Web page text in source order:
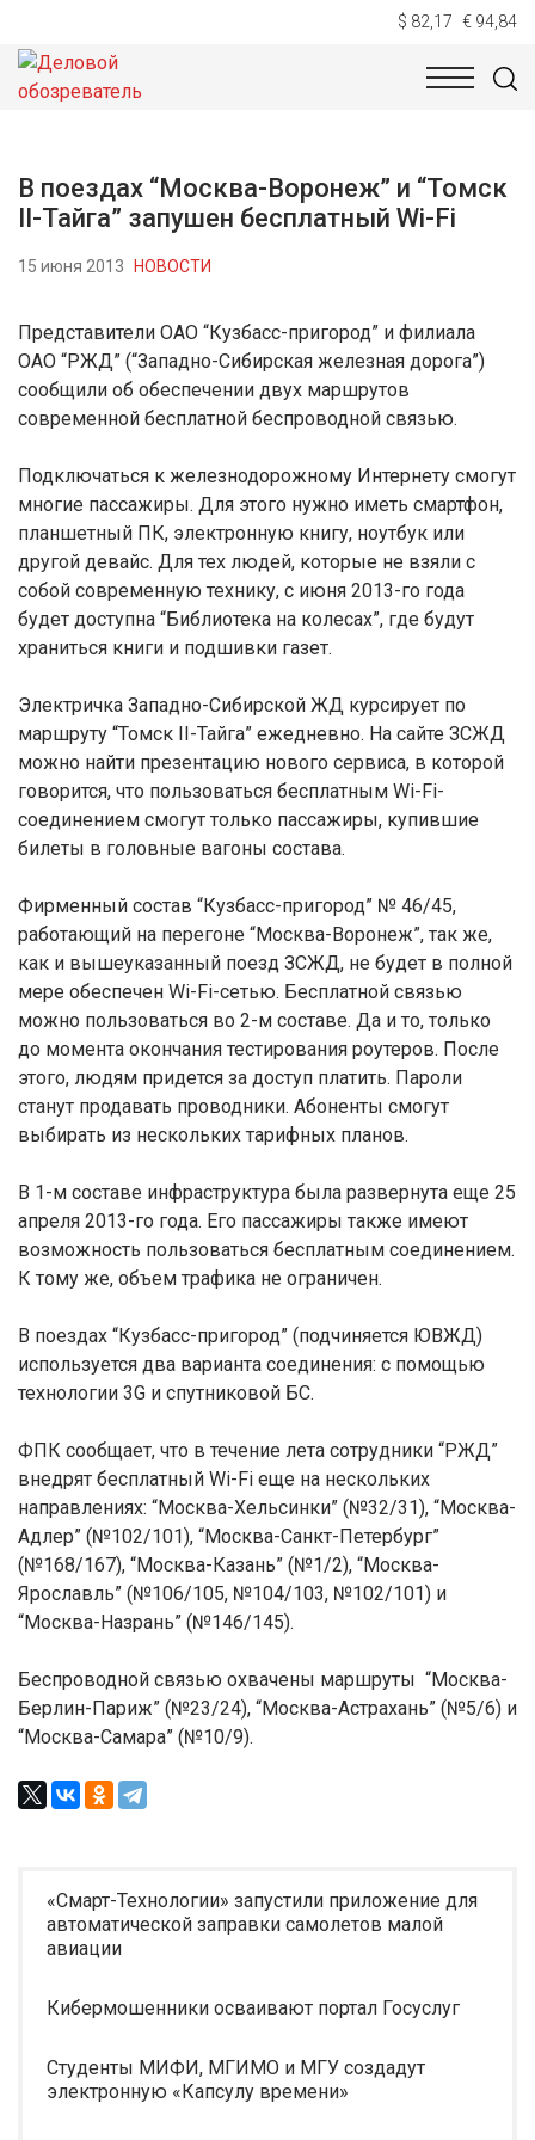
$ 82,17 € 94,84
НОВОСТИ
В поездах “Москва-Воронеж” и “Томск
II-Тайга” запушен бесплатный Wi-Fi
15 июня 2013 НОВОСТИ
Представители ОАО “Кузбасс-пригород” и филиала
ОАО “РЖД” (“Западно-Сибирская железная дорога”)
сообщили об обеспечении двух маршрутов
современной бесплатной беспроводной связью.
Подключаться к железнодорожному Интернету смогут
многие пассажиры. Для этого нужно иметь смартфон,
планшетный ПК, электронную книгу, ноутбук или
другой девайс. Для тех людей, которые не взяли с
собой современную технику, с июня 2013-го года
будет доступна “Библиотека на колесах”, где будут
храниться книги и подшивки газет.
Электричка Западно-Сибирской ЖД курсирует по
маршруту “Томск II-Тайга” ежедневно. На сайте ЗСЖД
можно найти презентацию нового сервиса, в которой
говорится, что пользоваться бесплатным Wi-Fi-
соединением смогут только пассажиры, купившие
билеты в головные вагоны состава.
Фирменный состав “Кузбасс-пригород” № 46/45,
работающий на перегоне “Москва-Воронеж”, так же,
как и вышеуказанный поезд ЗСЖД, не будет в полной
мере обеспечен Wi-Fi-сетью. Бесплатной связью
можно пользоваться во 2-м составе. Да и то, только
до момента окончания тестирования роутеров. После
этого, людям придется за доступ платить. Пароли
станут продавать проводники. Абоненты смогут
выбирать из нескольких тарифных планов.
В 1-м составе инфраструктура была развернута еще 25
апреля 2013-го года. Его пассажиры также имеют
возможность пользоваться бесплатным соединением.
К тому же, объем трафика не ограничен.
В поездах “Кузбасс-пригород” (подчиняется ЮВЖД)
используется два варианта соединения: с помощью
технологии 3G и спутниковой БС.
ФПК сообщает, что в течение лета сотрудники “РЖД”
внедрят бесплатный Wi-Fi еще на нескольких
направлениях: “Москва-Хельсинки” (№32/31), “Москва-
Адлер” (№102/101), “Москва-Санкт-Петербург”
(№168/167), “Москва-Казань” (№1/2), “Москва-
Ярославль” (№106/105, №104/103, №102/101) и
“Москва-Назрань” (№146/145).
Беспроводной связью охвачены маршруты “Москва-
Берлин-Париж” (№23/24), “Москва-Астрахань” (№5/6) и
“Москва-Самара” (№10/9).
«Смарт-Технологии» запустили приложение для
автоматической заправки самолетов малой
авиации
Кибермошенники осваивают портал Госуслуг
Студенты МИФИ, МГИМО и МГУ создадут
электронную «Капсулу времени»